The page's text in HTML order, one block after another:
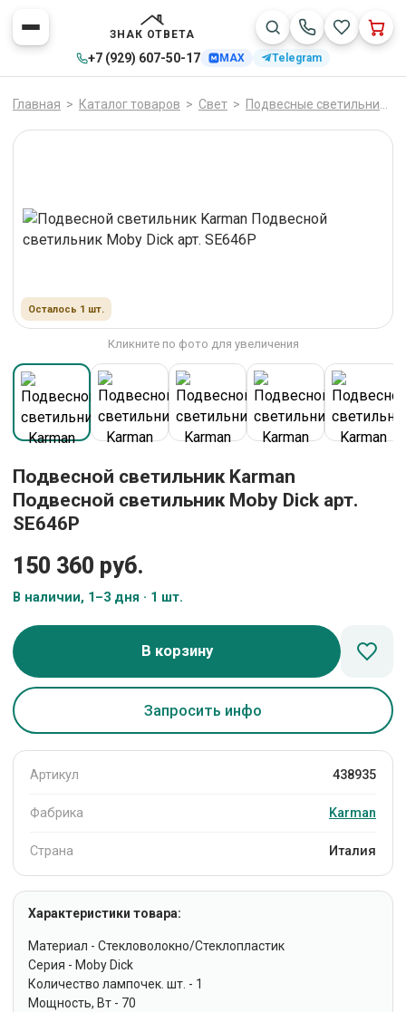
ЗНАК ОТВЕТА
+7 (929) 607-50-17 MAX Telegram
Главная > Каталог товаров > Свет > Подвесные светильники
Осталось 1 шт.
Кликните по фото для увеличения
Подвесной светильник Karman
Подвесной светильник Moby Dick арт.
SE646P
150 360 руб.
В наличии, 1–3 дня · 1 шт.
В корзину
Запросить инфо
Артикул 438935
Фабрика Karman
Страна Италия
Характеристики товара:
Материал - Стекловолокно/Стеклопластик
Серия - Moby Dick
Количество лампочек. шт. - 1
Мощность, Вт - 70